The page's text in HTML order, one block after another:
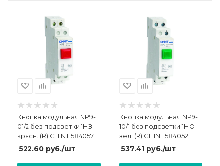
Кнопка модульная NP9-
01/2 без подсветки 1НЗ
красн. (R) CHINT 584057
522.60 руб./шт
Кнопка модульная NP9-
10/1 без подсветки 1НО
зел. (R) CHINT 584052
537.41руб./шт